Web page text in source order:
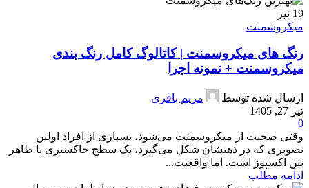
19 تیر
میکروسمنت
رنگ های میکروسمنت | کاتالوگ کامل رنگ بندی
میکروسمنت + نمونه اجرا
ارسال شده توسط
مریم باقری
تیر 27, 1405
0
وقتی صحبت از میکروسمنت می‌شود، بسیاری از افراد اولین
تصویری که در ذهنشان شکل می‌گیرد، یک سطح خاکستری با ظاهر
بتن اکسپوز است. اما واقعیت...
ادامه مطلب